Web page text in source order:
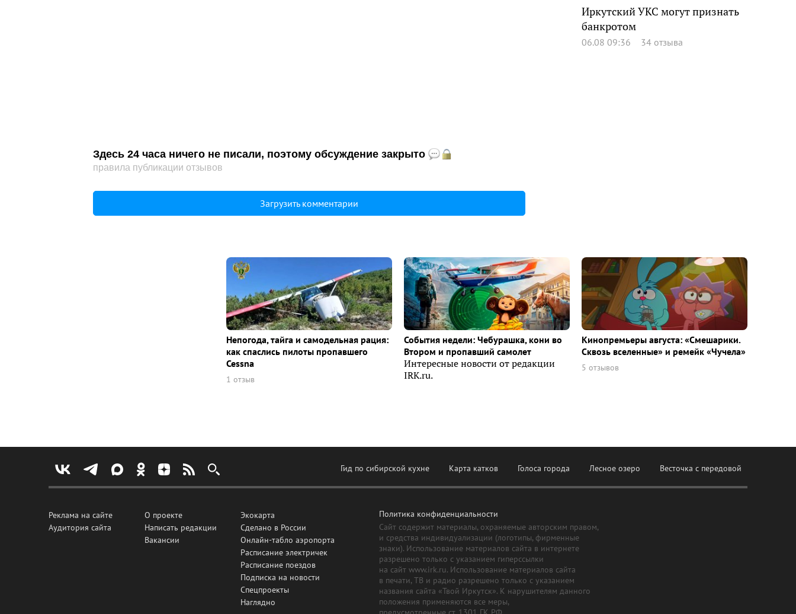
Здесь 24 часа ничего не писали, поэтому обсуждение закрыто
правила публикации отзывов
Загрузить комментарии
Иркутский УКС могут признать
банкротом
06.08 09:36 34 отзыва
Непогода, тайга и самодельная рация:
как спаслись пилоты пропавшего
Cessna
1 отзыв
События недели: Чебурашка, кони во
Втором и пропавший самолет
Интересные новости от редакции
IRK.ru.
Кинопремьеры августа: «Смешарики.
Сквозь вселенные» и ремейк «Чучела»
5 отзывов
Гид по сибирской кухне Карта катков Голоса города Лесное озеро Весточка с передовой
Реклама на сайте
Аудитория сайта
О проекте
Написать редакции
Вакансии
Экокарта
Сделано в России
Онлайн-табло аэропорта
Расписание электричек
Расписание поездов
Подписка на новости
Спецпроекты
Наглядно
Политика конфиденциальности
Сайт содержит материалы, охраняемые авторским правом,
и средства индивидуализации (логотипы, фирменные
знаки). Использование материалов сайта в интернете
разрешено только с указанием гиперссылки
на сайт www.irk.ru. Использование материалов сайта
в печати, ТВ и радио разрешено только с указанием
названия сайта «Твой Иркутск». К нарушителям данного
положения применяются все меры,